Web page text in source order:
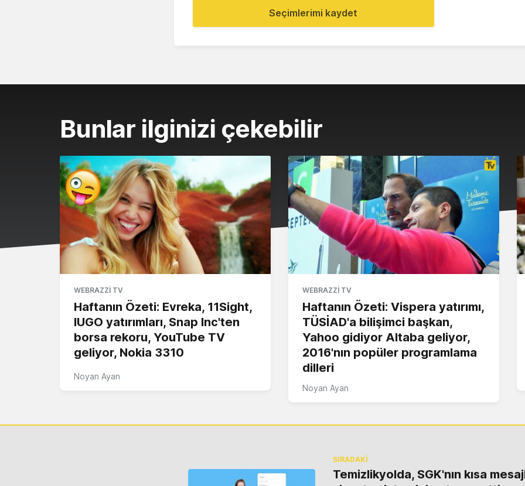
Seçimlerimi kaydet
Bunlar ilginizi çekebilir
WEBRAZZI TV
Haftanın Özeti: Evreka, 11Sight,
IUGO yatırımları, Snap Inc'ten
borsa rekoru, YouTube TV
geliyor, Nokia 3310
Noyan Ayan
WEBRAZZI TV
Haftanın Özeti: Vispera yatırımı,
TÜSİAD'a bilişimci başkan,
Yahoo gidiyor Altaba geliyor,
2016'nın popüler programlama
dilleri
Noyan Ayan
SIRADAKİ
Temizlikyolda, SGK'nın kısa